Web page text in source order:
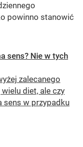
powinno stanowić
sens? Nie w tych
zalecanego
diet, ale czy
sens w przypadku